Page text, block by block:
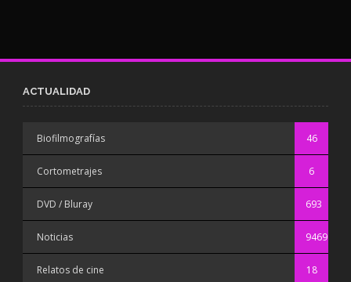
ACTUALIDAD
Biofilmografías 46
Cortometrajes 6
DVD / Bluray 693
Noticias 9469
Relatos de cine 18